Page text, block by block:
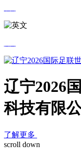
辽宁2026
科技有限
了解更多
scroll down